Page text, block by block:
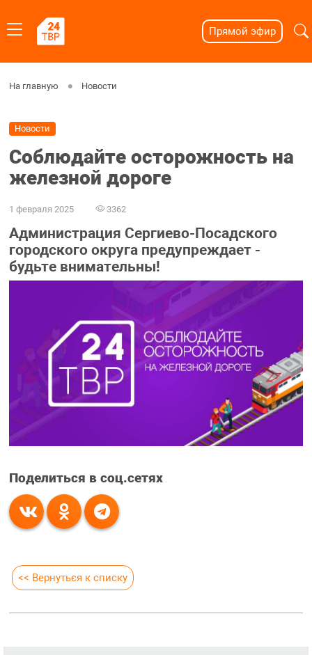
Прямой эфир
На главную Новости
Новости
Соблюдайте осторожность на
железной дороге
1 февраля 2025 3362
Администрация Сергиево-Посадского
городского округа предупреждает -
будьте внимательны!
Поделиться в соц.сетях
<< Вернуться к списку